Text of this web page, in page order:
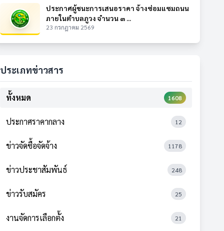
ประกาศผู้ชนะการเสนอราคา จ้างซ่อมแซมถนน
ภายในตำบลภูวง จำนวน ๓ ...
23 กรกฎาคม 2569
ประเภทข่าวสาร
ทั้งหมด 1608
ประกาศราคากลาง 12
ข่าวจัดซื้อจัดจ้าง 1178
ข่าวประชาสัมพันธ์ 248
ข่าวรับสมัคร 25
งานจัดการเลือกตั้ง 21